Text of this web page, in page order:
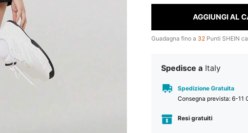
AGGIUNGI AL
Guadagna fino a 32 Punti SHEIN
Spedisce a Italy
Spedizione Gratuita
Consegna prevista: 6-11
Resi gratuiti